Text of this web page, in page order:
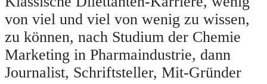
von viel und viel von wenig zu wissen,
zu können, nach Studium der Chemie
Marketing in Pharmaindustrie, dann
Journalist, Schriftsteller, Mit-Gründer